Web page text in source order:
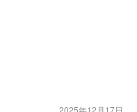
2025年12月17日